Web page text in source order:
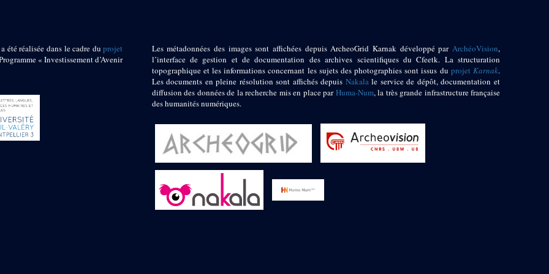
été réalisée dans le cadre duprojet
« Investissement d’Avenir
Les métadonnées des images sont affichées depuis ArcheoGrid Karnak développé par ArchéoVision,
l’interface de gestion et de documentation des archives scientifiques du Cfeetk. La structuration
topographique et les informations concernant les sujets des photographies sont issus du projetKarnak.
Les documents en pleine résolution sont affichés depuis Nakalale service de dépôt, documentation et
diffusion des données de la recherche mis en place parHuma-Num, la très grande infrastructure française
des humanités numériques.